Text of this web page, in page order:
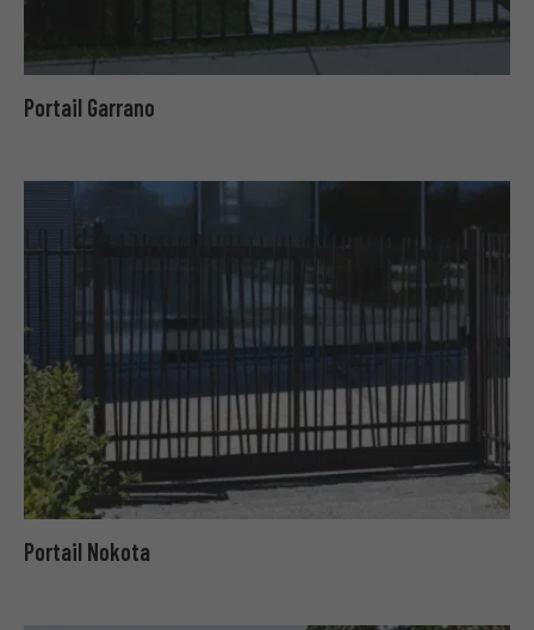
Portail Garrano
Portail Nokota